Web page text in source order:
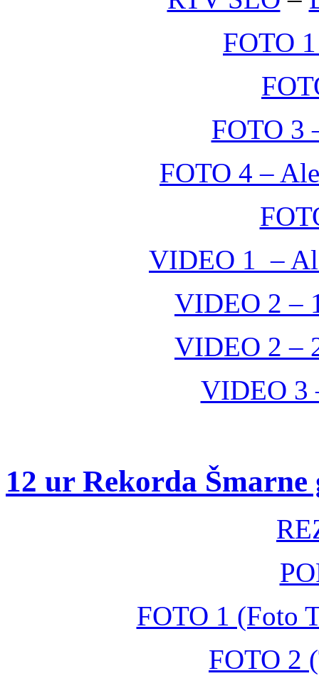
FOTO
FOTO 3
FOTO 4 –
VIDEO 1 –
VIDEO 2 –
VIDEO 2 –
VIDEO 3
12 ur Rekorda Šmarne
FOTO 1 (Foto
FOTO 2